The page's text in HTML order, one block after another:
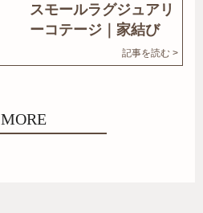
スモールラグジュアリ
ーコテージ｜家結び
記事を読む >
MORE